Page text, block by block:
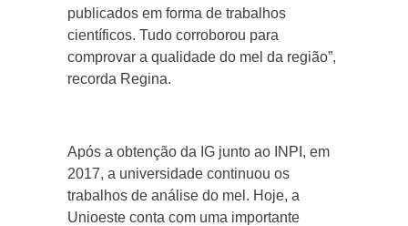
publicados em forma de trabalhos
científicos. Tudo corroborou para
comprovar a qualidade do mel da região”,
recorda Regina.
Após a obtenção da IG junto ao INPI, em
2017, a universidade continuou os
trabalhos de análise do mel. Hoje, a
Unioeste conta com uma importante